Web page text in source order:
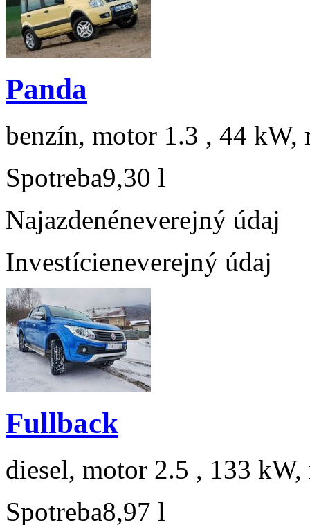
Panda
benzín, motor 1.3 , 44 kW,
Spotreba9,30 l
Najazdenéneverejný údaj
Investícieneverejný údaj
Fullback
diesel, motor 2.5 , 133 kW,
Spotreba8,97 l